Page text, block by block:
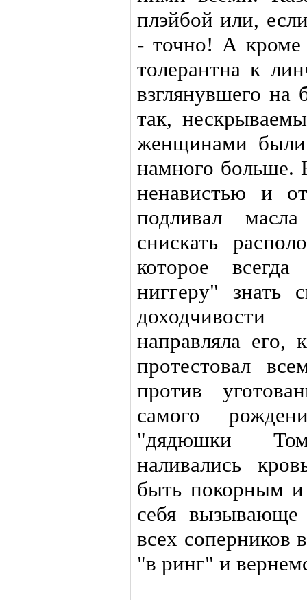
плэйбой или,
- точно! А кроме
толерантна к
взглянувшего
так,
женщинами
намного больше.
ненавистью и
подливал
снискать
которое
ниггеру" знать
направляла его,
протестовал
против
самого
"дядюшки
наливались
быть покорным
себя
всех соперников
"в ринг" и